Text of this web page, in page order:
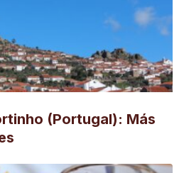
(Portugal): Más